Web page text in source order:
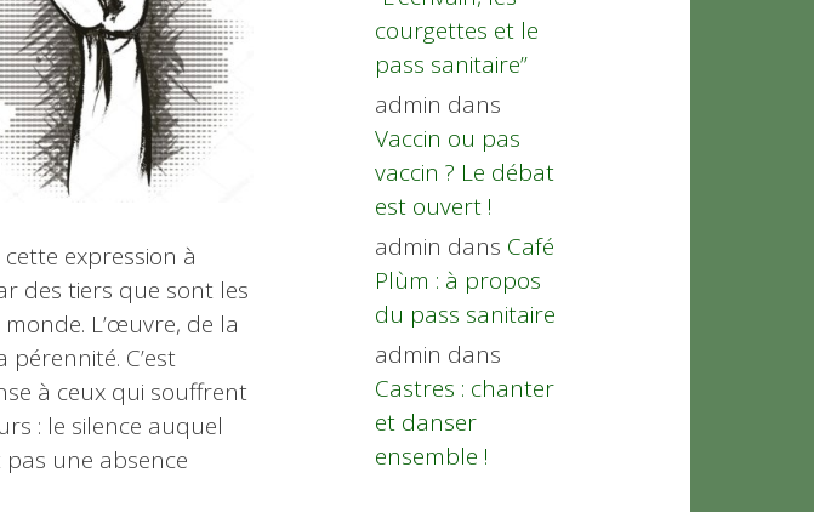
expression à
des tiers que sont les
L’œuvre, de la
C’est
à ceux qui souffrent
: le silence auquel
pas une absence
courgettes et le
pass sanitaire”
admin dans
Vaccin ou pas
vaccin ? Le débat
est ouvert !
admin dans Café
Plùm : à propos
du pass sanitaire
admin dans
Castres : chanter
et danser
ensemble !